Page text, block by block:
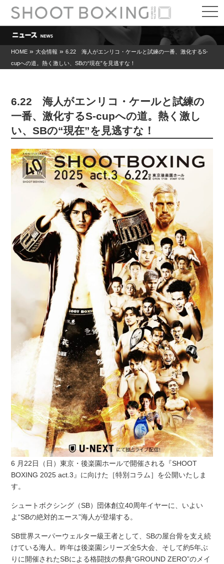
t
o
g
l
HOME »大会情報 »6.22 海人がエンリコ・ケールと試練の一番、激化するS-
cupへの道。熱く激しい、SBの“現在”を見逃すな！
6.22 海人がエンリコ・ケールと試練の
一番、激化するS-cupへの道。熱く激し
い、SBの“現在”を見逃すな！
6 月22日（日）東京・後楽園ホールで開催される『SHOOT
BOXING 2025 act.3』に向けた［特別コラム］を公開いたしま
す。
シュートボクシング（SB）団体創立40周年イヤーに、いよい
よ“SBの絶対的エース”海人が登場する。
SB世界スーパーウェルター級王者として、SBの屋台骨を支え続
けている海人。昨年は後楽園シリーズ全5大会、そして約5年ぶ
りに開催されたSBによる格闘技の祭典“GROUND ZERO”のメイ